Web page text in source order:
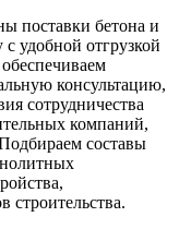
поставки бетона и
удобной отгрузкой
консультацию,
сотрудничества
компаний,
составы